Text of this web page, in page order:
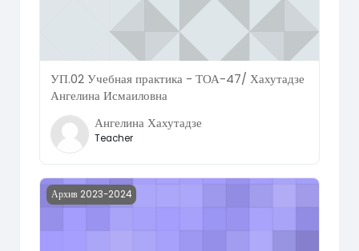
УП.02 Учебная практика - ТОА-47/ Хахутадзе
Ангелина Исмаиловна
Ангелина Хахутадзе
Teacher
Course image УП.03 Учебная практика - ТОА-47/
Архив 2023-2024